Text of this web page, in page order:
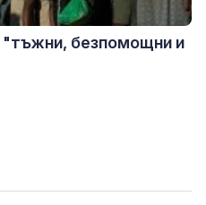
безпомощни и